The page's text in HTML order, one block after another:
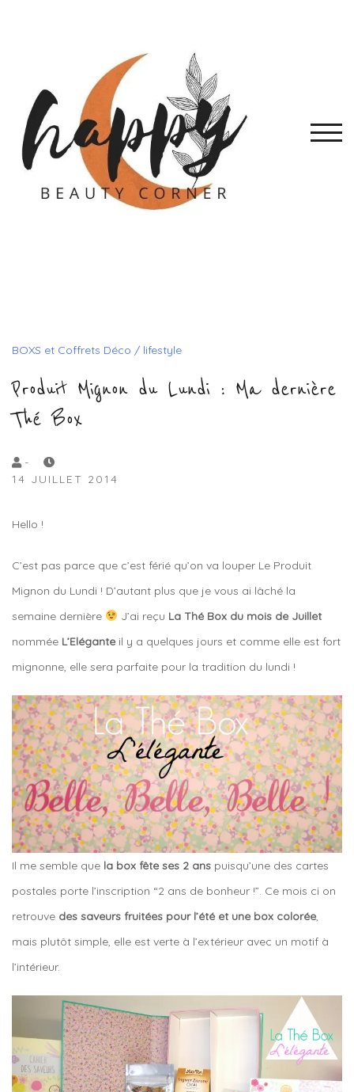
BOXS et Coffrets Déco / lifestyle
Produit Mignon du Lundi : Ma dernière
Thé Box
by
Lola
-
14 JUILLET 2014
Hello !
C’est pas parce que c’est férié qu’on va louper Le Produit
Mignon du Lundi ! D’autant plus que je vous ai lâché la
semaine dernière
J’ai reçu La Thé Box du mois de Juillet
nommée L’Elégante il y a quelques jours et comme elle est fort
mignonne, elle sera parfaite pour la tradition du lundi !
Il me semble que la box fête ses 2 ans puisqu’une des cartes
postales porte l’inscription “2 ans de bonheur !”. Ce mois ci on
retrouve des saveurs fruitées pour l’été et une box colorée,
mais plutôt simple, elle est verte à l’extérieur avec un motif à
l’intérieur.